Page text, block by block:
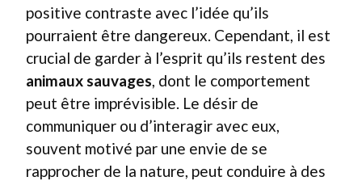
positive contraste avec l’idée qu’ils
pourraient être dangereux. Cependant, il est
crucial de garder à l’esprit qu’ils restent des
animaux sauvages , dont le comportement
peut être imprévisible. Le désir de
communiquer ou d’interagir avec eux,
souvent motivé par une envie de se
rapprocher de la nature, peut conduire à des